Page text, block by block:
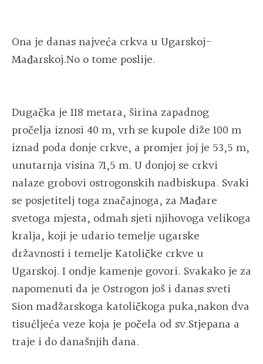
Ona je danas najveća crkva u Ugarskoj-
Mađarskoj.No o tome poslije.
Dugačka je 118 metara, širina zapadnog
pročelja iznosi 40 m, vrh se kupole diže 100 m
iznad poda donje crkve, a promjer joj je 53,5 m,
unutarnja visina 71,5 m. U donjoj se crkvi
nalaze grobovi ostrogonskih nadbiskupa. Svaki
se posjetitelj toga značajnoga, za Mađare
svetoga mjesta, odmah sjeti njihovoga velikoga
kralja, koji je udario temelje ugarske
državnosti i temelje Katoličke crkve u
Ugarskoj. I ondje kamenje govori. Svakako je za
napomenuti da je Ostrogon još i danas sveti
Sion madžarskoga katoličkoga puka,nakon dva
tisućljeća veze koja je počela od sv.Stjepana a
traje i do današnjih dana.